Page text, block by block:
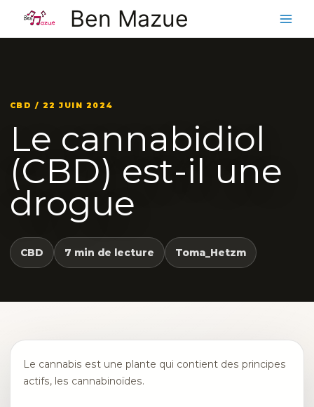
contenu
Ben Mazue
CBD / 22 JUIN 2024
Le cannabidiol
(CBD) est-il une
drogue
CBD 7 min de lecture Toma_Hetzm
Le cannabis est une plante qui contient des principes
actifs, les cannabinoïdes.